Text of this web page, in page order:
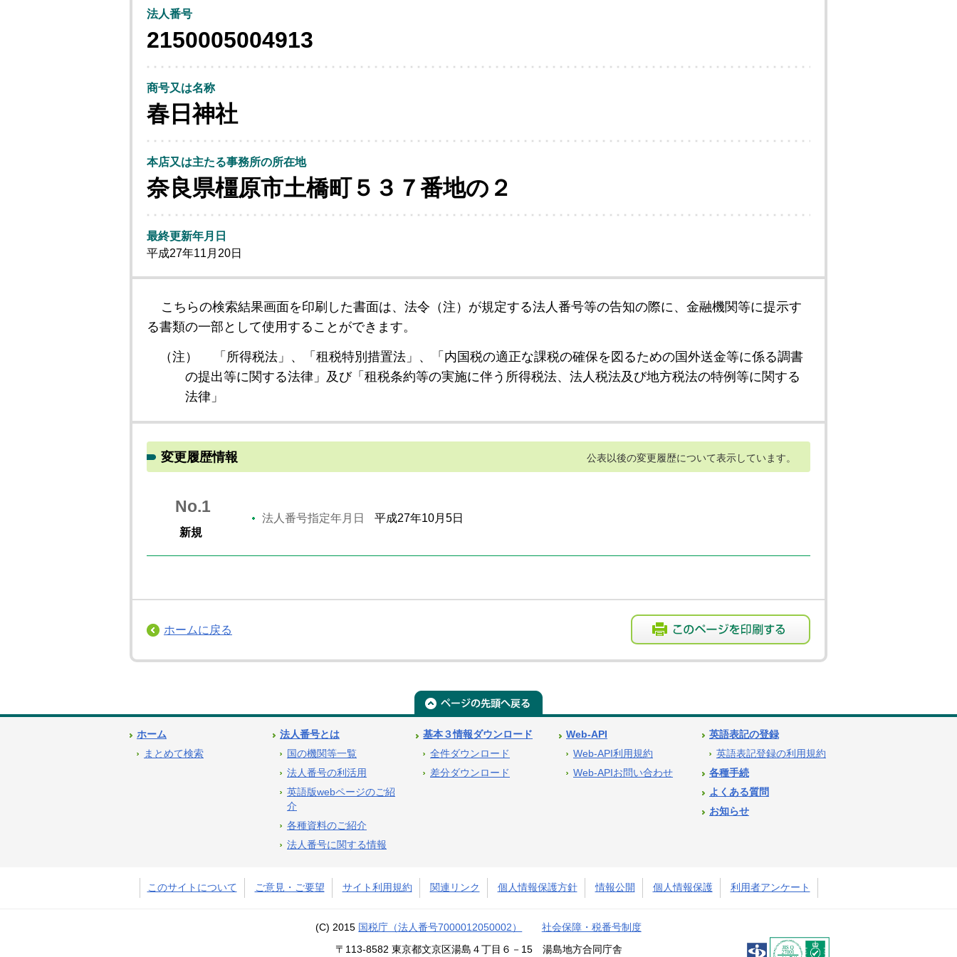
法人番号
2150005004913
商号又は名称
春日神社
本店又は主たる事務所の所在地
奈良県橿原市土橋町５３７番地の２
最終更新年月日
平成27年11月20日
こちらの検索結果画面を印刷した書面は、法令（注）が規定する法人番号等の告知の際に、金融機関等に提示す
る書類の一部として使用することができます。
（注）
「所得税法」、「租税特別措置法」、「内国税の適正な課税の確保を図るための国外送金等に係る調書
の提出等に関する法律」及び「租税条約等の実施に伴う所得税法、法人税法及び地方税法の特例等に関する
法律」
変更履歴情報 公表以後の変更履歴について表示しています。
No.1
新規
法人番号指定年月日 平成27年10月5日
ホームに戻る
ホーム
まとめて検索
法人番号とは
国の機関等一覧
法人番号の利活用
英語版webページのご紹
介
各種資料のご紹介
法人番号に関する情報
基本３情報ダウンロード
全件ダウンロード
差分ダウンロード
Web-API
Web-API利用規約
Web-APIお問い合わせ
英語表記の登録
英語表記登録の利用規約
各種手続
よくある質問
お知らせ
このサイトについて ご意見・ご要望 サイト利用規約 関連リンク 個人情報保護方針 情報公開 個人情報保護 利用者アンケート
(C) 2015 国税庁（法人番号7000012050002） 社会保障・税番号制度
〒113-8582 東京都文京区湯島４丁目６－15 湯島地方合同庁舎